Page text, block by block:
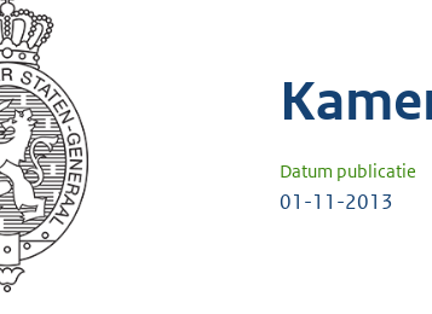
Datum publicatie
01-11-2013